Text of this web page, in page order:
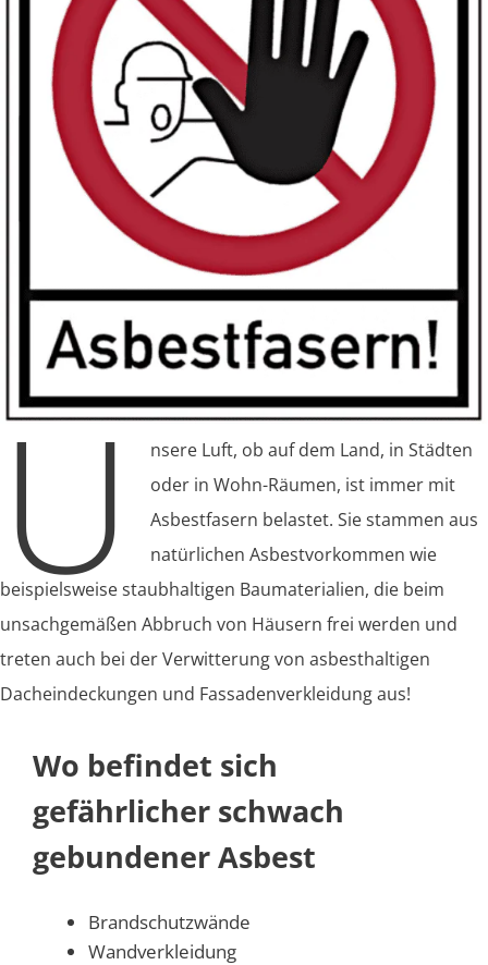
U
nsere Luft, ob auf dem Land, in Städten
oder in Wohn-Räumen, ist immer mit
Asbestfasern belastet. Sie stammen aus
natürlichen Asbestvorkommen wie
beispielsweise staubhaltigen Baumaterialien, die beim
unsachgemäßen Abbruch von Häusern frei werden und
treten auch bei der Verwitterung von asbesthaltigen
Dacheindeckungen und Fassadenverkleidung aus!
Wo befindet sich
gefährlicher schwach
gebundener Asbest
Brandschutzwände
Wandverkleidung